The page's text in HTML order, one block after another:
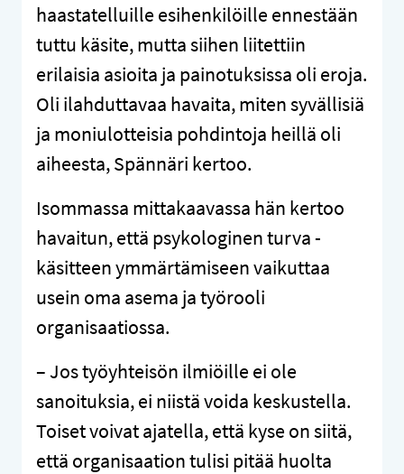
haastatelluille esihenkilöille ennestään
tuttu käsite, mutta siihen liitettiin
erilaisia asioita ja painotuksissa oli eroja.
Oli ilahduttavaa havaita, miten syvällisiä
ja moniulotteisia pohdintoja heillä oli
aiheesta, Spännäri kertoo.
Isommassa mittakaavassa hän kertoo
havaitun, että psykologinen turva -
käsitteen ymmärtämiseen vaikuttaa
usein oma asema ja työrooli
organisaatiossa.
– Jos työyhteisön ilmiöille ei ole
sanoituksia, ei niistä voida keskustella.
Toiset voivat ajatella, että kyse on siitä,
että organisaation tulisi pitää huolta